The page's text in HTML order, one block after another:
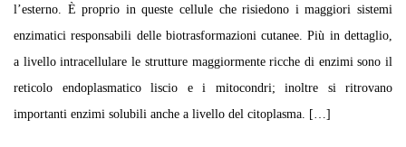
l’esterno. È proprio in queste cellule che risiedono i maggiori sistemi
enzimatici responsabili delle biotrasformazioni cutanee. Più in dettaglio,
a livello intracellulare le strutture maggiormente ricche di enzimi sono il
reticolo endoplasmatico liscio e i mitocondri; inoltre si ritrovano
importanti enzimi solubili anche a livello del citoplasma. […]